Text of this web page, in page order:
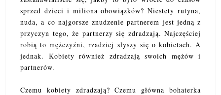
sprzed dzieci i miliona obowiązków? Niestety rutyna,
nuda, a co najgorsze znudzenie partnerem jest jedną z
przyczyn tego, że partnerzy się zdradzają. Najczęściej
robią to mężczyźni, rzadziej słyszy się o kobietach. A
jednak. Kobiety również zdradzają swoich mężów i
partnerów.
Czemu kobiety zdradzają? Czemu główna bohaterka